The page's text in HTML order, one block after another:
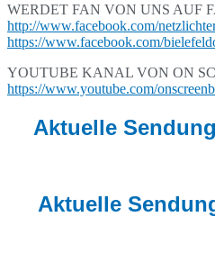
WERDET FAN VON UNS AUF
http://www.facebook.com/
https://www.facebook.com/
YOUTUBE KANAL VON ON
https://www.youtube.com/
Aktuelle
Aktuelle